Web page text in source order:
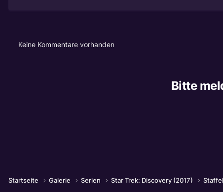
Keine Kommentare vorhanden
Bitte
Startseite Galerie Serien Star Trek: Discovery (2017)